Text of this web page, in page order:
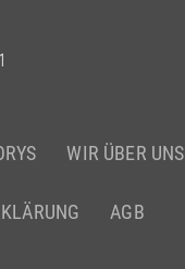
WIR ÜBER UNS
AGB